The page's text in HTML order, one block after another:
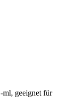
ml, geeignet für